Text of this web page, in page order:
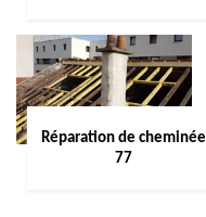
Réparation de cheminée
77